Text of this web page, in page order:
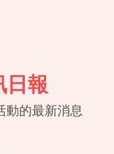
日報
動的最新消息